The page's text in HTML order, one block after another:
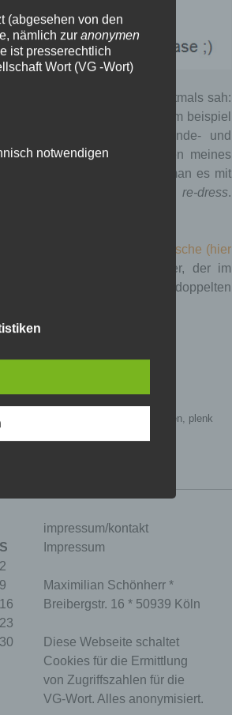
in einem englischen text erstmals sah:
oder links von ihm, wie im beispiel
dafür haben wir die binde- und
heißen. was es im deutschen meines
eines worts, wenn man es mit
eins ist
undre-dress.
hier besonders die
englische (hier
von einem grafiker, der im
. vor allem die doppelten
hyphen, plenk
S
2
9
16
23
30
impressum/kontakt
Impressum
Maximilian Schönherr *
Breibergstr. 16 * 50939 Köln
Diese Webseite schaltet
Cookies für die Ermittlung
von Zugriffszahlen für die
VG-Wort. Alles anonymisiert.
(abgesehen von den
nämlich zur anonymen
ist presserechtlich
Wort (VG -Wort)
notwendigen